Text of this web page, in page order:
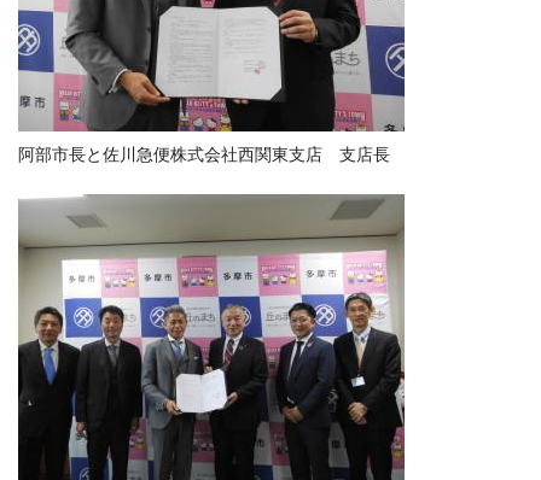
阿部市長と佐川急便株式会社西関東支店 支店長